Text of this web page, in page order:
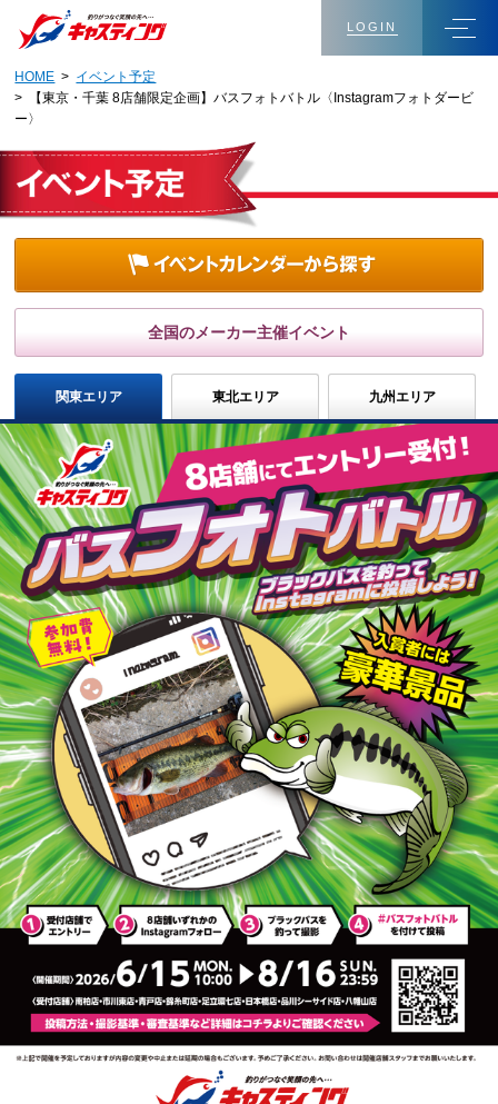
LOGIN
HOME > イベント予定
> 【東京・千葉 8店舗限定企画】バスフォトバトル〈Instagramフォトダービ
ー〉
全国のメーカー主催イベント
関東エリア 東北エリア 九州エリア